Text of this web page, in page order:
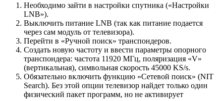
Необходимо зайти в настройки спутника («Настройки
LNB»).
Выключить питание LNB (так как питание подается
через сам модуль от телевизора).
Перейти в «Ручной поиск» транспондеров.
Создать новую частоту и ввести параметры опорного
транспондера: частота 11920 МГц, поляризация «V»
(вертикальная), символьная скорость 45000 KS/s.
Обязательно включить функцию «Сетевой поиск» (NIT
Search). Без этой опции телевизор найдет только один
физический пакет программ, но не активирует